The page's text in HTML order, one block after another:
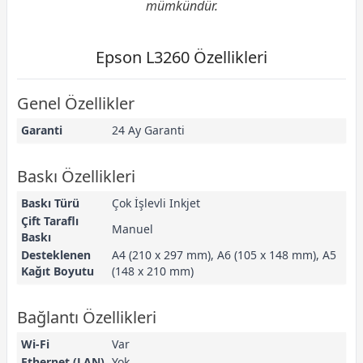
mümkündür.
Epson L3260 Özellikleri
Genel Özellikler
Garanti 24 Ay Garanti
Baskı Özellikleri
Baskı Türü
Çok İşlevli Inkjet
Çift Taraflı
Baskı
Manuel
Desteklenen
Kağıt Boyutu
A4 (210 x 297 mm), A6 (105 x 148 mm), A5
(148 x 210 mm)
Bağlantı Özellikleri
Wi-Fi
Var